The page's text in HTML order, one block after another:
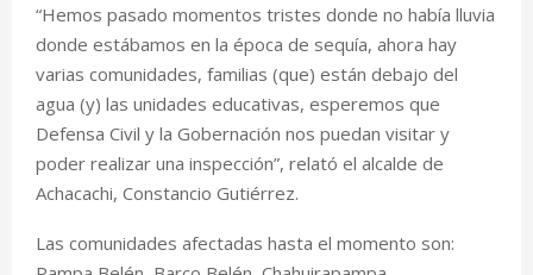
“Hemos pasado momentos tristes donde no había lluvia
donde estábamos en la época de sequía, ahora hay
varias comunidades, familias (que) están debajo del
agua (y) las unidades educativas, esperemos que
Defensa Civil y la Gobernación nos puedan visitar y
poder realizar una inspección”, relató el alcalde de
Achacachi, Constancio Gutiérrez.
Las comunidades afectadas hasta el momento son: